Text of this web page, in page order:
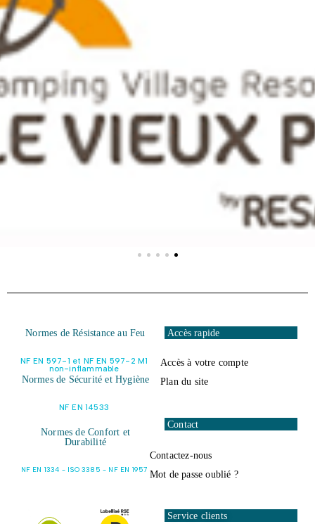
Normes de Résistance au Feu
NF EN 597-1 et NF EN 597-2 M1
non-inflammable
Normes de Sécurité et Hygiène
NF EN 14533
Normes de Confort et
Durabilité
NF EN 1334 - ISO 3385 - NF EN 1957
Accès rapide
Accès à votre compte
Plan du site
Contact
Contactez-nous
Mot de passe oublié ?
Service clients